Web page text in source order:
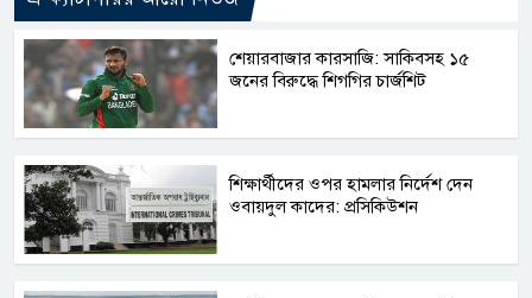
শেয়ারবাজার কারসাজি: সাকিবসহ ১৫
জনের বিরুদ্ধে শিগগির চার্জশিট
শিক্ষার্থীদের ওপর হামলার নির্দেশ দেন
ওবায়দুল কাদের: প্রসিকিউশন